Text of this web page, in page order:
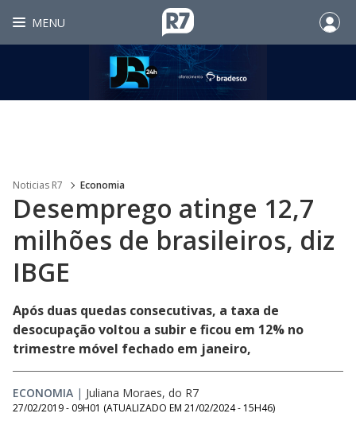
MENU
Noticias R7 Economia
Desemprego atinge 12,7
milhões de brasileiros, diz
IBGE
Após duas quedas consecutivas, a taxa de
desocupação voltou a subir e ficou em 12% no
trimestre móvel fechado em janeiro,
ECONOMIA | Juliana Moraes, do R7
27/02/2019 - 09H01 (ATUALIZADO EM 21/02/2024 - 15H46)